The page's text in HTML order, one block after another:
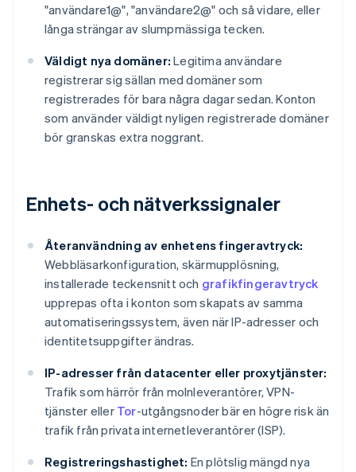
"användare1@", "användare2@" och så vidare, eller
långa strängar av slumpmässiga tecken.
Väldigt nya domäner: Legitima användare
registrerar sig sällan med domäner som
registrerades för bara några dagar sedan. Konton
som använder väldigt nyligen registrerade domäner
bör granskas extra noggrant.
Enhets- och nätverkssignaler
Återanvändning av enhetens fingeravtryck:
Webbläsarkonfiguration, skärmupplösning,
installerade teckensnitt och grafikfingeravtryck
upprepas ofta i konton som skapats av samma
automatiseringssystem, även när IP-adresser och
identitetsuppgifter ändras.
IP-adresser från datacenter eller proxytjänster:
Trafik som härrör från molnleverantörer, VPN-
tjänster eller Tor-utgångsnoder bär en högre risk än
trafik från privata internetleverantörer (ISP).
Registreringshastighet: En plötslig mängd nya